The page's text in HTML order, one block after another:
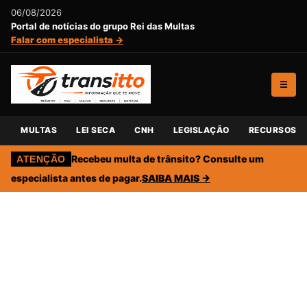
06/08/2026
Portal de notícias do grupo Rei das Multas
Falar com especialista →
☰
MULTAS LEI SECA CNH LEGISLAÇÃO RECURSOS
ATENÇÃO Recebeu multa de trânsito? Consulte um
especialista antes de pagar.SAIBA MAIS →